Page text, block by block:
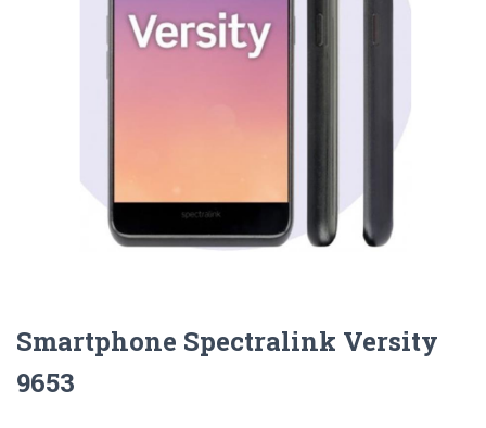
Smartphone Spectralink Versity
9653